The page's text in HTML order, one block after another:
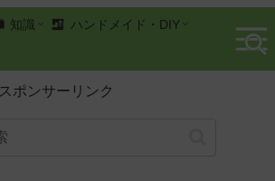
知識
ハンドメイド・DIY
スポンサーリンク